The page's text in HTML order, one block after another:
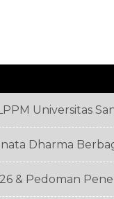
Universitas
Dharma
& Pedoman